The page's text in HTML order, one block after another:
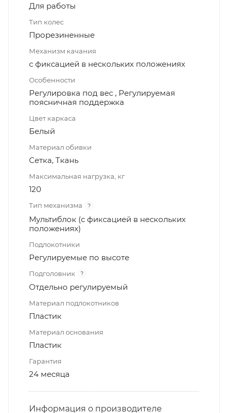
Для работы
Тип колес
Прорезиненные
Механизм качания
с фиксацией в нескольких положениях
Особенности
Регулировка под вес , Регулируемая
поясничная поддержка
Цвет каркаса
Белый
Материал обивки
Сетка, Ткань
Максимальная нагрузка, кг
120
Тип механизма ?
Мультиблок (с фиксацией в нескольких
положениях)
Подлокотники
Регулируемые по высоте
Подголовник ?
Отдельно регулируемый
Материал подлокотников
Пластик
Материал основания
Пластик
Гарантия
24 месяца
Информация о производителе